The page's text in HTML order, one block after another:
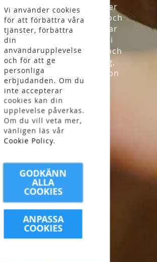
Vi använder cookies
för att förbättra våra
tjänster, förbättra
din
användarupplevelse
och för att ge
personliga
erbjudanden. Om du
inte accepterar
cookies kan din
upplevelse påverkas.
Om du vill veta mer,
vänligen läs vår
Cookie Policy.
GODKÄNN
ALLA
COOKIES
ANPASSA
COOKIES
är experter
har med längdskidor och
att göra. Vi har
i butikerna i
Stockholm och Uppsala och
dig gärna med vallning,
montering och reparation
och slipning av
långfärdsskridskor.